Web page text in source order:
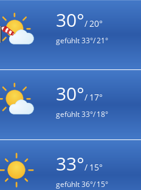
30°/ 20°
gefühlt33°/ 21°
30°/ 17°
gefühlt33°/ 18°
33°/ 15°
gefühlt36°/ 15°